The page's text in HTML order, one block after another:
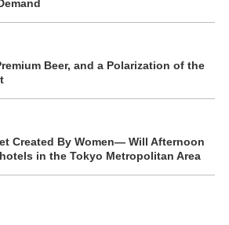
Beer, and a Polarization of the
Created By Women― Will Afternoon
in the Tokyo Metropolitan Area